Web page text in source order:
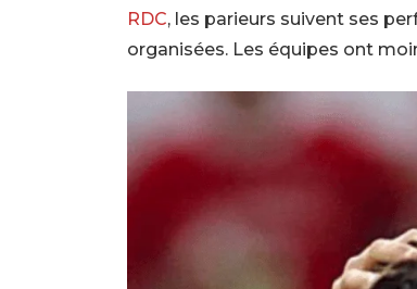
RDC, les parieurs suivent ses
organisées. Les équipes ont